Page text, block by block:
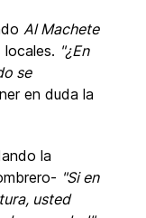
Al Machete
"¿En
se
en duda la
la
"Si en
usted